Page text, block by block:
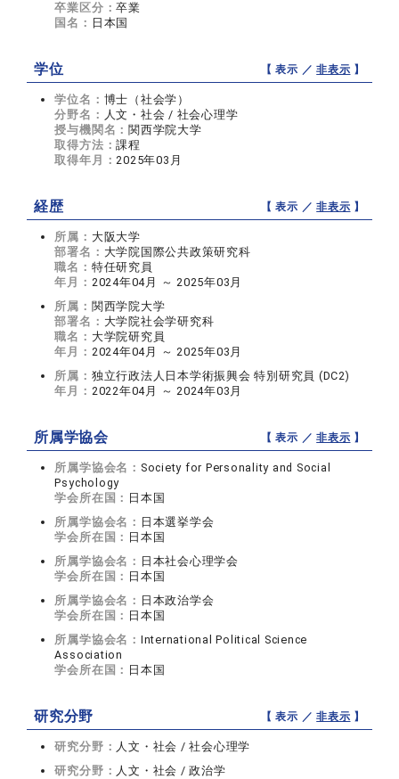
卒業区分：卒業
国名： 日本国
学位 【 表示 ／非表示 】
学位名： 博士（社会学）
分野名： 人文・社会 / 社会心理学
授与機関名： 関西学院大学
取得方法：課程
取得年月：2025年03月
経歴 【 表示 ／非表示 】
所属： 大阪大学
部署名： 大学院国際公共政策研究科
職名： 特任研究員
年月： 2024年04月 ～ 2025年03月
所属： 関西学院大学
部署名： 大学院社会学研究科
職名： 大学院研究員
年月： 2024年04月 ～ 2025年03月
所属： 独立行政法人日本学術振興会 特別研究員 (DC2)
年月： 2022年04月 ～ 2024年03月
所属学協会 【 表示 ／非表示 】
所属学協会名： Society for Personality and Social
Psychology
学会所在国： 日本国
所属学協会名： 日本選挙学会
学会所在国： 日本国
所属学協会名： 日本社会心理学会
学会所在国： 日本国
所属学協会名： 日本政治学会
学会所在国： 日本国
所属学協会名： International Political Science
Association
学会所在国： 日本国
研究分野 【 表示 ／非表示 】
研究分野： 人文・社会 / 社会心理学
研究分野： 人文・社会 / 政治学